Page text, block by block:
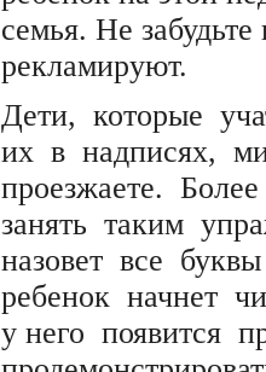
семья. Не
рекламируют.
Дети, которые
их в надписях,
проезжаете. Более
занять таким
назовет все буквы
ребенок начнет
у него появится